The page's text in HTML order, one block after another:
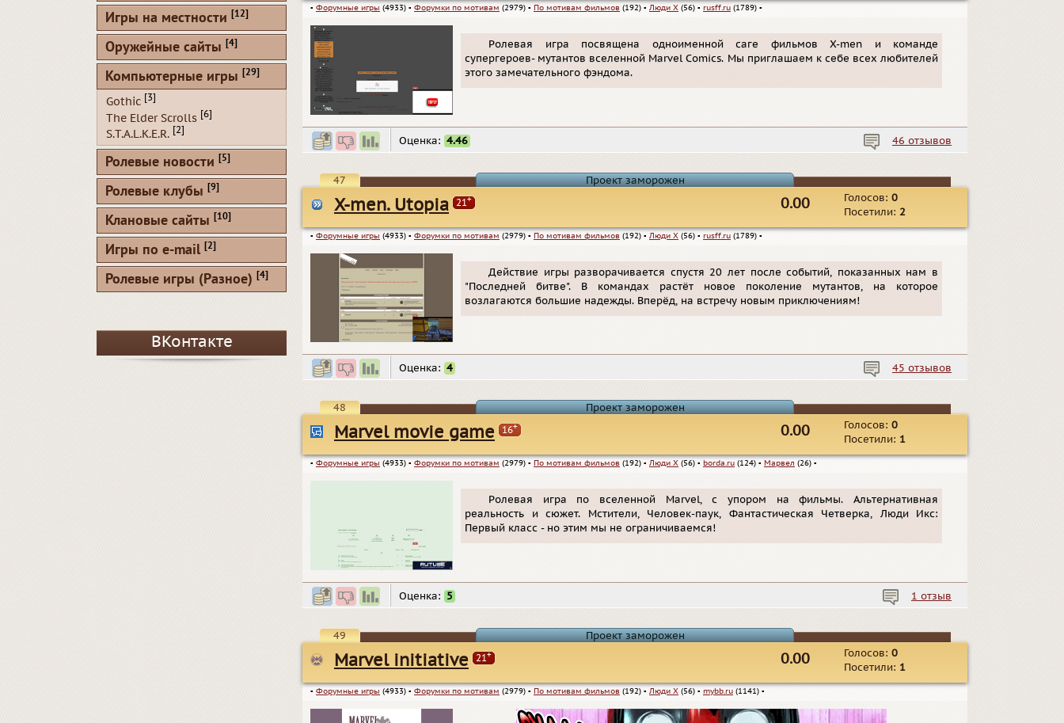
▪ Форумные игры (4933) ▪ Форумки по мотивам (2979) ▪ По мотивам фильмов (192) ▪ Люди Х (56) ▪ rusff.ru (1789) ▪
Ролевая игра посвящена одноименной саге фильмов X-men и команде
супергероев- мутантов вселенной Marvel Comics. Мы приглашаем к себе всех любителей
этого замечательного фэндома.
Оценка: 4.46 46 отзывов
Проект заморожен
47
X-men. Utopia 21+ Голосов: 0
Посетили: 2
0.00
▪ Форумные игры (4933) ▪ Форумки по мотивам (2979) ▪ По мотивам фильмов (192) ▪ Люди Х (56) ▪ rusff.ru (1789) ▪
Действие игры разворачивается спустя 20 лет после событий, показанных нам в
"Последней битве". В командах растёт новое поколение мутантов, на которое
возлагаются большие надежды. Вперёд, на встречу новым приключениям!
Оценка: 4 45 отзывов
Проект заморожен
48
Marvel movie game 16+ Голосов: 0
Посетили: 1
0.00
▪ Форумные игры (4933) ▪ Форумки по мотивам (2979) ▪ По мотивам фильмов (192) ▪ Люди Х (56) ▪ borda.ru (124) ▪ Марвел (26) ▪
Ролевая игра по вселенной Marvel, с упором на фильмы. Альтернативная
реальность и сюжет. Мстители, Человек-паук, Фантастическая Четверка, Люди Икс:
Первый класс - но этим мы не ограничиваемся!
Оценка: 5 1 отзыв
Проект заморожен
49
Marvel initiative 21+ Голосов: 0
Посетили: 1
0.00
▪ Форумные игры (4933) ▪ Форумки по мотивам (2979) ▪ По мотивам фильмов (192) ▪ Люди Х (56) ▪ mybb.ru (1141) ▪
Игры на местности [12]
Оружейные сайты [4]
Компьютерные игры [29]
Gothic [3]
The Elder Scrolls [6]
S.T.A.L.K.E.R. [2]
Ролевые новости [5]
Ролевые клубы [9]
Клановые сайты [10]
Игры по e-mail [2]
Ролевые игры (Разное) [4]
ВКонтакте